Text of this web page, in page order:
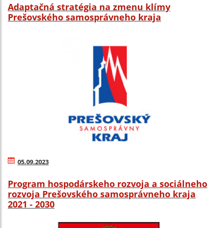
Adaptačná stratégia na zmenu klímy
Prešovského samosprávneho kraja
05.09.2023
Program hospodárskeho rozvoja a sociálneho
rozvoja Prešovského samosprávneho kraja
2021 - 2030